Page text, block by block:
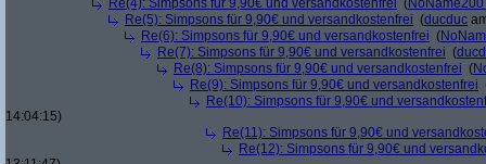
Re(4): Simpsons für 9,90€ und versandkostenfrei (
Re(5): Simpsons für 9,90€ und versandkostenfrei (ducduc
Re(6): Simpsons für 9,90€ und versandkostenfrei (
Re(7): Simpsons für 9,90€ und versandkostenfrei (
Re(8): Simpsons für 9,90€ und versandkostenfrei (
Re(9): Simpsons für 9,90€ und versandkostenfrei
Re(10): Simpsons für 9,90€ und
14:04:15)
Re(11): Simpsons für 9,90€ und
Re(12): Simpsons für 9,90€ und